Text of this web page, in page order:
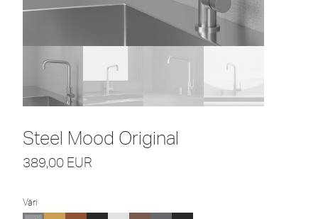
Steel Mood Original
389,00 EUR
Väri